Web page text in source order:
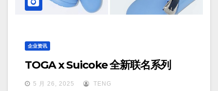
企业资讯
TOGA x Suicoke 全新联名系列
5 月 26, 2025 TENG